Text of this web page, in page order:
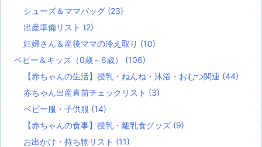
シューズ＆ママバッグ (23)
出産準備リスト (2)
妊婦さん＆産後ママの冷え取り (10)
ベビー＆キッズ（0歳～6歳） (106)
【赤ちゃんの生活】授乳・ねんね・沐浴・おむつ関連 (44)
赤ちゃん出産直前チェックリスト (3)
ベビー服・子供服 (14)
【赤ちゃんの食事】授乳・離乳食グッズ (9)
お出かけ・持ち物リスト (11)